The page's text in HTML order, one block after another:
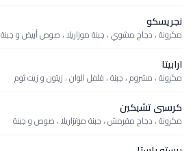
نجريسكو
مكرونة ، دجاج مشوي ، جبنة موزاريلا ، صوص أبيض و جبنة
ارابيتا
مكرونة ، مشروم ، جبنة ، فلفل الوان ، زيتون و زيت ثوم
كرسبى تشيكين
مكرونة ، دجاج مقرمش ، جبنة موتزاريلا ، صوص و جبنة